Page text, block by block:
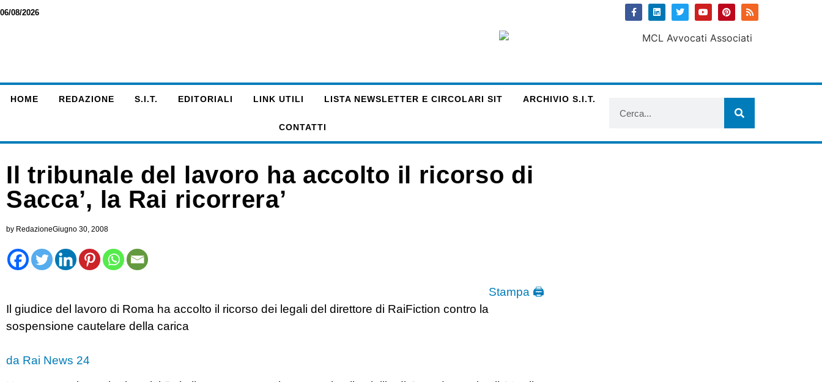
06/08/2026
HOME REDAZIONE S.I.T. EDITORIALI LINK UTILI LISTA NEWSLETTER E CIRCOLARI SIT ARCHIVIO S.I.T.
CONTATTI
Il tribunale del lavoro ha accolto il ricorso di
Sacca’, la Rai ricorrera’
by RedazioneGiugno 30, 2008
Stampa 🖨
Il giudice del lavoro di Roma ha accolto il ricorso dei legali del direttore di RaiFiction contro la
sospensione cautelare della carica
da Rai News 24